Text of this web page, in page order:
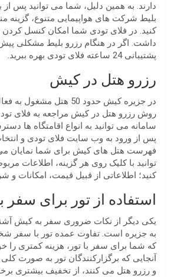
دارند. به همین دلیل، شما می توانید پس
بلیط شرکت های هواپیمایی متنوع، گزینه
کنید. در فلای تودی شما امکان کنسل کردن
داشت. اگر در هنگام رزرو بلیط مشکلی پیش
پشتیبانی 24 ساعته فلای تودی بهره ببرید.
رزرو هتل در کیش
در جزیره کیش حدود 50 هتل
روش رزرو هتل در کیش مراجعه به فلای
سامانه می توانید به انواع اقامتگاه ها
پس از ورود به وب سایت فلای تودی و
فهرست هتل های کیش برای شما نمایان
توانید با کلیک روی هر گزینه، اطلاعات
کنید؛ اطلاعاتی از قبیل قیمت، امکانات و
استفاده از تور برای
یکی دیگر از نکات ضروری سفر به کیش
به جزیره است. تفاوت عمده تور با سفر
که شما برای سفر با تور، هزینه کمتری را
آنجایی که برگزارکنندگان تور به صورت کلی
و رزرو هتل می کنند، از تخفیف بیشتری